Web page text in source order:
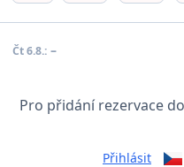
Čt 6.8.: –
Pro přidání rezervace
Přihlásit